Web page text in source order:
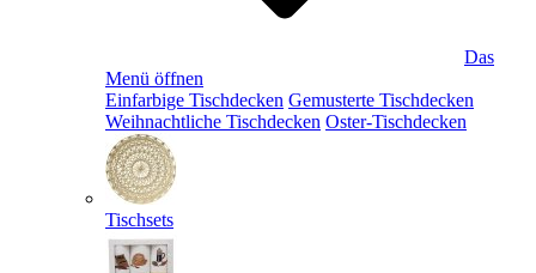
Das
Menü öffnen
Einfarbige Tischdecken Gemusterte Tischdecken
Weihnachtliche Tischdecken Oster-Tischdecken
Tischsets